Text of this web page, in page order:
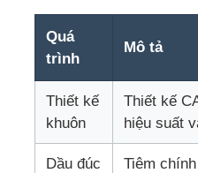
Tin tức
Quá
trình
Mô tả
Thiết kế
khuôn
Thiết kế
hiệu suất
Dầu đúc
Tiêm